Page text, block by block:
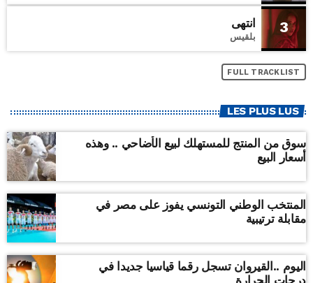
3 انتهى
بلقيس
FULL TRACKLIST
LES PLUS LUS
سوق من المنتج للمستهلك لبيع الأضاحي .. وهذه
أسعار البيع
المنتخب الوطني التونسي يفوز على مصر في
مقابلة ترتيبية
اليوم ..القيروان تسجل رقما قياسيا جديدا في
درجات الحرارة